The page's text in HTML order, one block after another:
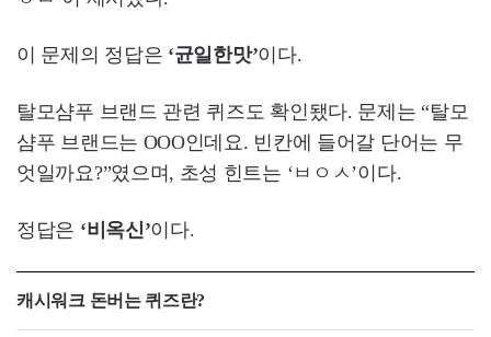
이 문제의 정답은 ‘균일한맛’이다.
탈모샴푸 브랜드 관련 퀴즈도 확인됐다. 문제는 “탈모
샴푸 브랜드는 OOO인데요. 빈칸에 들어갈 단어는 무
엇일까요?”였으며, 초성 힌트는 ‘ㅂㅇㅅ’이다.
정답은 ‘비옥신’이다.
캐시워크 돈버는 퀴즈란?